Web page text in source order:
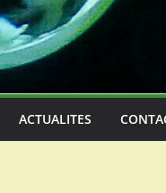
ACTUALITES